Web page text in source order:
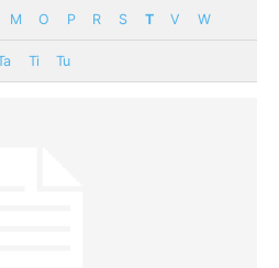
M O P R S T V W
Ti Tu